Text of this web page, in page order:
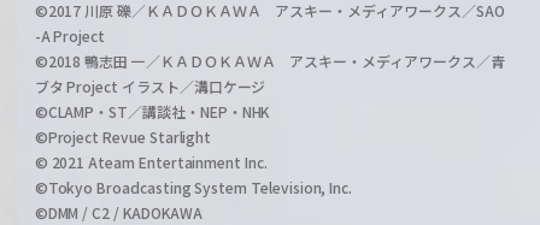
©2017 川原 礫／ＫＡＤＯＫＡＷＡ アスキー・メディアワークス／SAO
-A Project
©2018 鴨志田 一／ＫＡＤＯＫＡＷＡ アスキー・メディアワークス／青
ブタ Project イラスト／溝口ケージ
©CLAMP・ST／講談社・NEP・NHK
©Project Revue Starlight
© 2021 Ateam Entertainment Inc.
©Tokyo Broadcasting System Television, Inc.
©DMM / C2 / KADOKAWA